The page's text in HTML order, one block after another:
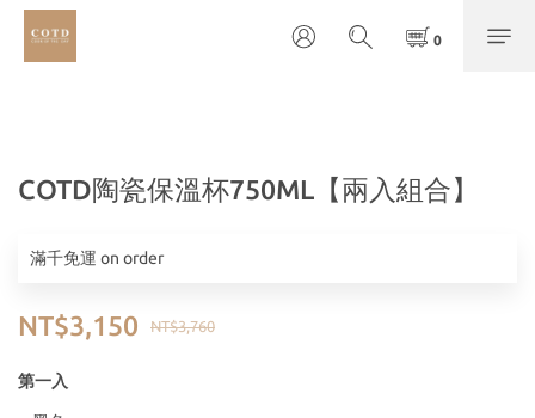
COTD陶瓷保溫杯750ML【兩入組合】
滿千免運 on order
NT$3,760
NT$3,150
第一入